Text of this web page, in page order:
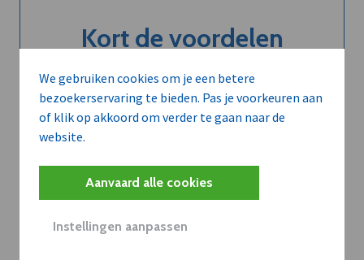
We gebruiken cookies om je een betere
bezoekerservaring te bieden. Pas je voorkeuren aan
of klik op akkoord om verder te gaan naar de
website.
Aanvaard alle cookies
Instellingen aanpassen
Kort de voordelen
van een
abonnement...
Neem dVO Leads